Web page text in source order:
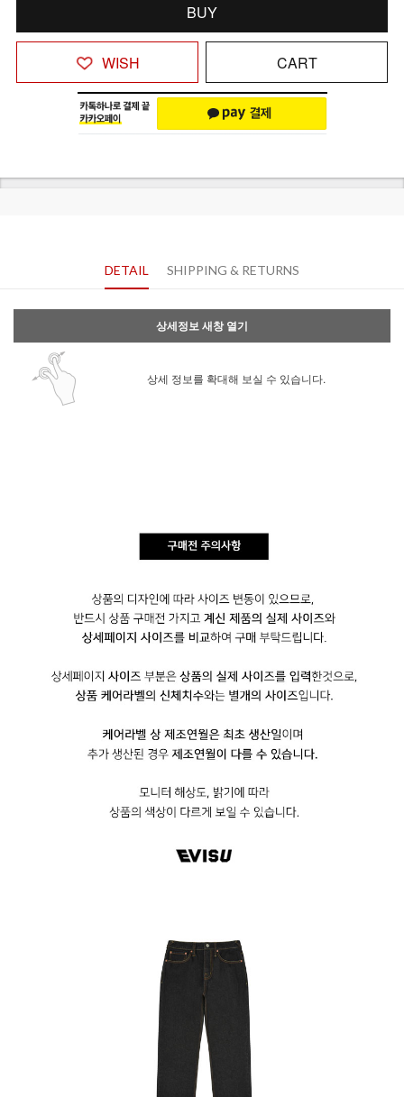
BUY
WISH CART
DETAIL SHIPPING & RETURNS
상세정보 새창 열기
상세 정보를 확대해 보실 수 있습니다.